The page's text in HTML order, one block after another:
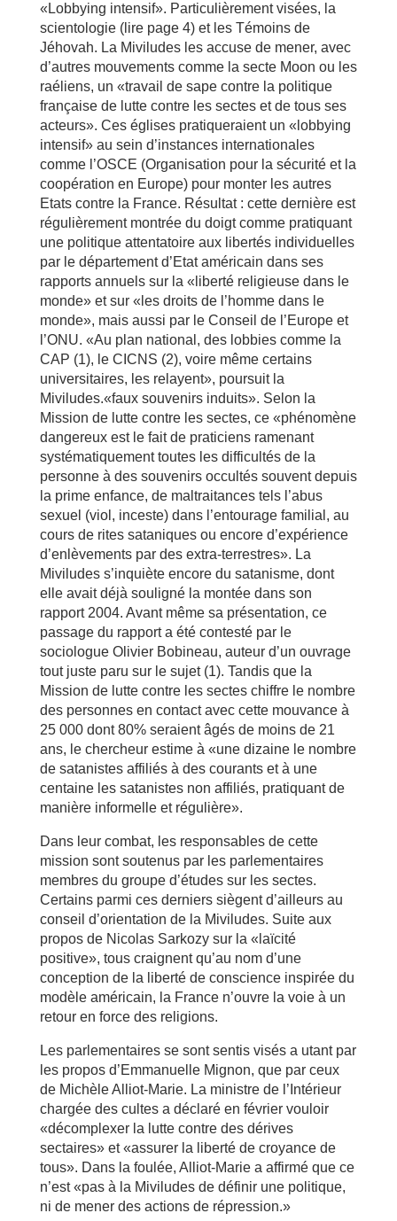
«Lobbying intensif». Particulièrement visées, la
scientologie (lire page 4) et les Témoins de
Jéhovah. La Miviludes les accuse de mener, avec
d’autres mouvements comme la secte Moon ou les
raéliens, un «travail de sape contre la politique
française de lutte contre les sectes et de tous ses
acteurs». Ces églises pratiqueraient un «lobbying
intensif» au sein d’instances internationales
comme l’OSCE (Organisation pour la sécurité et la
coopération en Europe) pour monter les autres
Etats contre la France. Résultat : cette dernière est
régulièrement montrée du doigt comme pratiquant
une politique attentatoire aux libertés individuelles
par le département d’Etat américain dans ses
rapports annuels sur la «liberté religieuse dans le
monde» et sur «les droits de l’homme dans le
monde», mais aussi par le Conseil de l’Europe et
l’ONU. «Au plan national, des lobbies comme la
CAP (1), le CICNS (2), voire même certains
universitaires, les relayent», poursuit la
Miviludes.«faux souvenirs induits». Selon la
Mission de lutte contre les sectes, ce «phénomène
dangereux est le fait de praticiens ramenant
systématiquement toutes les difficultés de la
personne à des souvenirs occultés souvent depuis
la prime enfance, de maltraitances tels l’abus
sexuel (viol, inceste) dans l’entourage familial, au
cours de rites sataniques ou encore d’expérience
d’enlèvements par des extra-terrestres». La
Miviludes s’inquiète encore du satanisme, dont
elle avait déjà souligné la montée dans son
rapport 2004. Avant même sa présentation, ce
passage du rapport a été contesté par le
sociologue Olivier Bobineau, auteur d’un ouvrage
tout juste paru sur le sujet (1). Tandis que la
Mission de lutte contre les sectes chiffre le nombre
des personnes en contact avec cette mouvance à
25 000 dont 80% seraient âgés de moins de 21
ans, le chercheur estime à «une dizaine le nombre
de satanistes affiliés à des courants et à une
centaine les satanistes non affiliés, pratiquant de
manière informelle et régulière».
Dans leur combat, les responsables de cette
mission sont soutenus par les parlementaires
membres du groupe d’études sur les sectes.
Certains parmi ces derniers siègent d’ailleurs au
conseil d’orientation de la Miviludes. Suite aux
propos de Nicolas Sarkozy sur la «laïcité
positive», tous craignent qu’au nom d’une
conception de la liberté de conscience inspirée du
modèle américain, la France n’ouvre la voie à un
retour en force des religions.
Les parlementaires se sont sentis visés a utant par
les propos d’Emmanuelle Mignon, que par ceux
de Michèle Alliot-Marie. La ministre de l’Intérieur
chargée des cultes a déclaré en février vouloir
«décomplexer la lutte contre des dérives
sectaires» et «assurer la liberté de croyance de
tous». Dans la foulée, Alliot-Marie a affirmé que ce
n’est «pas à la Miviludes de définir une politique,
ni de mener des actions de répression.»